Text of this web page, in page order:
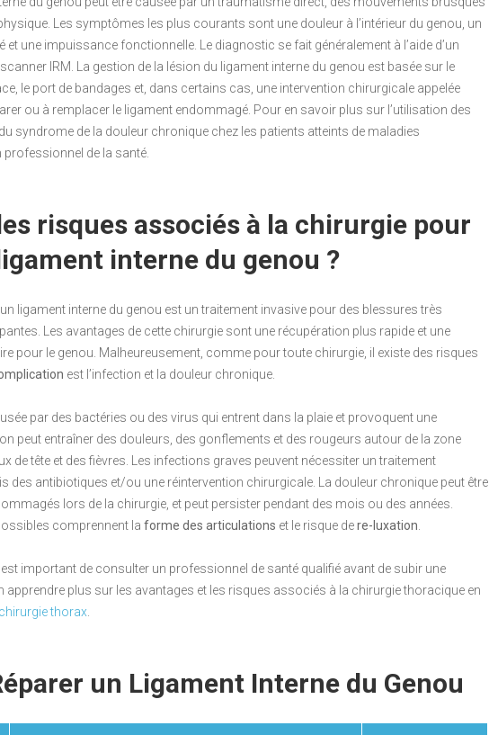
Les symptômes les plus courants sont une douleur à l’intérieur du genou, un
et une impuissance fonctionnelle. Le diagnostic se fait généralement à l’aide d’un
IRM. La gestion de la lésion du ligament interne du genou est basée sur le
le port de bandages et, dans certains cas, une intervention chirurgicale appelée
ou à remplacer le ligament endommagé. Pour en savoir plus sur l’utilisation des
syndrome de la douleur chronique chez les patients atteints de maladies
de la santé.
risques associés à la chirurgie pour
interne du genou ?
un ligament interne du genou est un traitement invasive pour des blessures très
Les avantages de cette chirurgie sont une récupération plus rapide et une
pour le genou. Malheureusement, comme pour toute chirurgie, il existe des risques
est l’infection et la douleur chronique.
par des bactéries ou des virus qui entrent dans la plaie et provoquent une
peut entraîner des douleurs, des gonflements et des rougeurs autour de la zone
de tête et des fièvres. Les infections graves peuvent nécessiter un traitement
des antibiotiques et/ou une réintervention chirurgicale. La douleur chronique peut être
lors de la chirurgie, et peut persister pendant des mois ou des années.
comprennent la forme des articulations et le risque dere-luxation
important de consulter un professionnel de santé qualifié avant de subir une
apprendre plus sur les avantages et les risques associés à la chirurgie thoracique en
thorax
un Ligament Interne du Genou